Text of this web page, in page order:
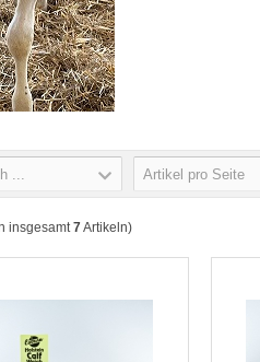
... Artikel pro Seite
insgesamt7Artikeln)